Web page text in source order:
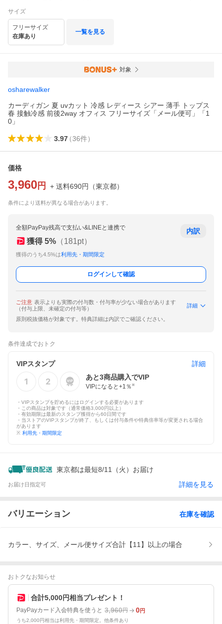
サイズ
フリーサイズ
在庫あり
一覧を見る
対象
osharewalker
カーディガン 夏 uvカット 冷感 レディース シアー 薄手 トップス
春 接触冷感 前後2way オフィス フリーサイズ「メール便可」「1
0」
3.97（36件）
価格
3,960 円 + 送料690円 （東京都）
条件により送料が異なる場合があります。
全額PayPay残高で支払い&LINEと連携で
獲得 5% （181pt）
獲得のうち4.5%は利用先・期間限定
内訳
ログインして確認
ご注意 表示よりも実際の付与数・付与率が少ない場合があります
（付与上限、未確定の付与等）
詳細
原則税抜価格が対象です。特典詳細は内訳でご確認ください。
条件達成でおトク
VIPスタンプ
詳細
あと3商品購入でVIP
VIPになると+1 ％ ※
・VIPスタンプを貯めるにはログインする必要があります
・この商品は対象です（通常価格3,000円以上）
・有効期限は最新のスタンプ獲得から60日間です
・当ストアのVIPスタンプが終了、もしくは付与条件や特典倍率等が変更される場合
があります
※ 利用先・期間限定
東京都は最短8/11（火）お届け
お届け日指定可 詳細を見る
バリエーション 在庫を確認
カラー、サイズ、メール便サイズ合計【11】以上の場合
おトクなお知らせ
合計5,000円相当プレゼント！
PayPayカード入会特典を使うと 3,960円 0円
うち2,000円相当は利用先・期間限定。他条件あり